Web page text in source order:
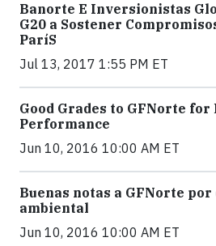
Banorte E Inversionistas
G20 a Sostener
ParíS
Jul 13, 2017 1:55 PM ET
Good Grades to GFNorte
Performance
Jun 10, 2016 10:00 AM ET
Buenas notas a GFNorte por
ambiental
Jun 10, 2016 10:00 AM ET